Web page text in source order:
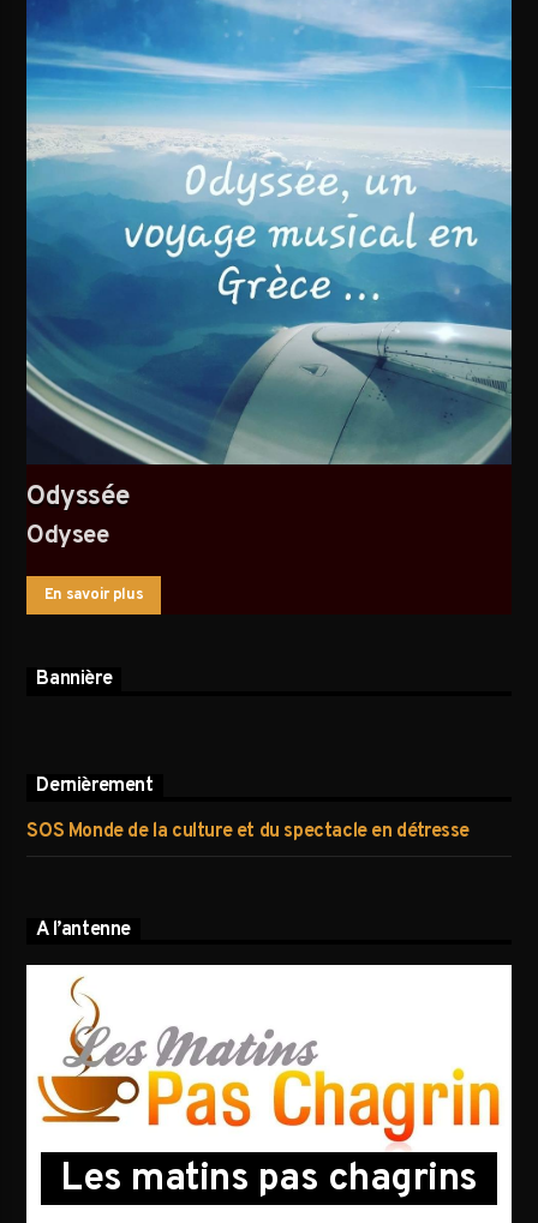
AVALANCHE DE FOLIES
Odyssée
Odysee
En savoir plus
Bannière
Dernièrement
SOS Monde de la culture et du spectacle en détresse
A l’antenne
Les matins pas chagrins